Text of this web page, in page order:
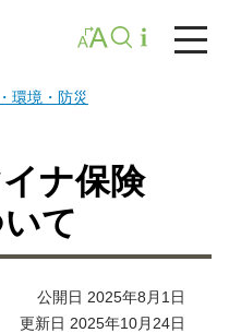
環境・防災
ナ保険
て
公開日 2025年8月1日
更新日 2025年10月24日